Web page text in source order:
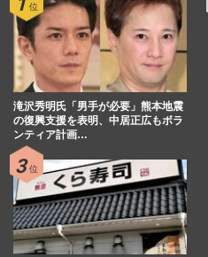
滝沢秀明氏「男手が必要」熊本地震
の復興支援を表明、中居正広もボラ
ンティア計画…